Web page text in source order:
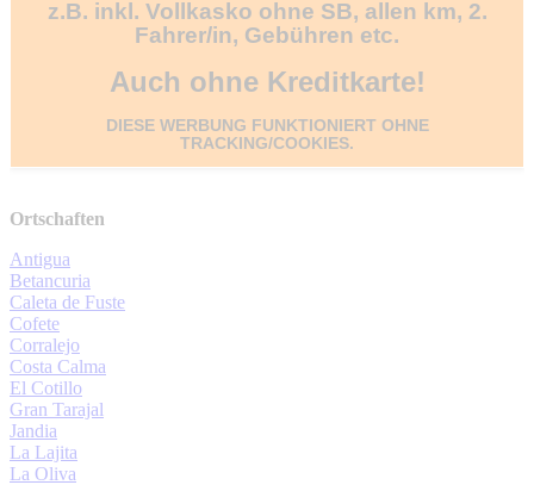
z.B. inkl. Vollkasko ohne SB, allen km, 2.
Fahrer/in, Gebühren etc.
Auch ohne Kreditkarte!
DIESE WERBUNG FUNKTIONIERT OHNE
TRACKING/COOKIES.
Ortschaften
Antigua
Betancuria
Caleta de Fuste
Cofete
Corralejo
Costa Calma
El Cotillo
Gran Tarajal
Jandia
La Lajita
La Oliva